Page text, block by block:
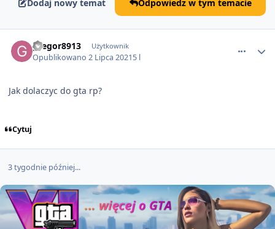
Dodaj nowy temat Odpowiedz w tym temacie
gregor8913 Użytkownik
Opublikowano2 Lipca 20215 l
Jak dolaczyc do gta rp?
Cytuj
3 tygodnie później...